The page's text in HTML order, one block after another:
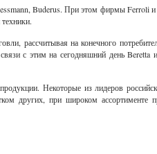
Buderus. При этом фирмы Ferroli и
рассчитывая на конечного
с этим на сегодняшний день Beretta
Некоторые из лидеров
других, при широком ассортименте